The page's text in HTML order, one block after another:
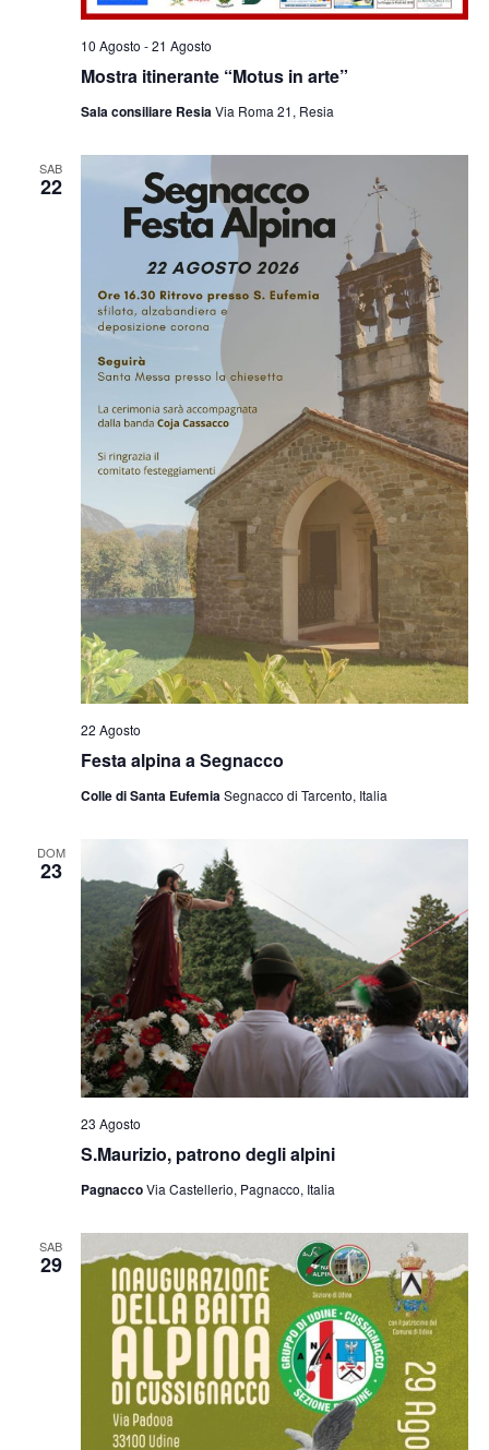
Mostra itinerante “Motus in arte”
10 Agosto -21 Agosto
Sala consiliare ResiaVia Roma 21, Resia
SAB
22
Festa alpina a Segnacco
22 Agosto
Colle di Santa EufemiaSegnacco di Tarcento, Italia
DOM
23
S.Maurizio, patrono degli alpini
23 Agosto
PagnaccoVia Castellerio, Pagnacco, Italia
SAB
29